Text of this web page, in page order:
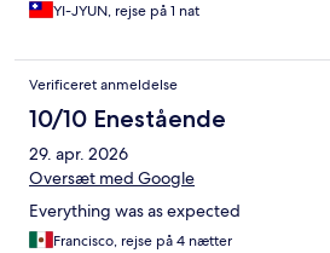
YI-JYUN, rejse på 1 nat
Verificeret anmeldelse
10/10 Enestående
29. apr. 2026
Oversæt med Google
Everything was as expected
Francisco, rejse på 4 nætter